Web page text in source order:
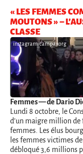
« LES FEMMES
MOUTONS » –
CLASSE
instagram/campaxorg
Femmes— de Dario
Lundi 8 octobre, le
d’un maigre million de
femmes. Les élus
les femmes victimes
débloqué 3,6 millions